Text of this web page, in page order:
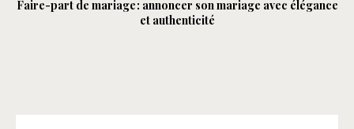
Faire-part de mariage : annoncer son mariage avec élégance
et authenticité